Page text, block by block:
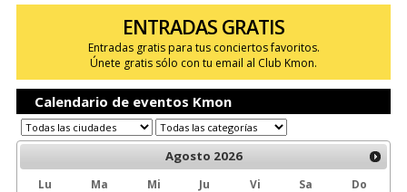
ENTRADAS GRATIS
Entradas gratis para tus conciertos favoritos.
Únete gratis sólo con tu email al Club Kmon.
Calendario de eventos Kmon
Agosto 2026
Lu Ma Mi Ju Vi Sa
Do